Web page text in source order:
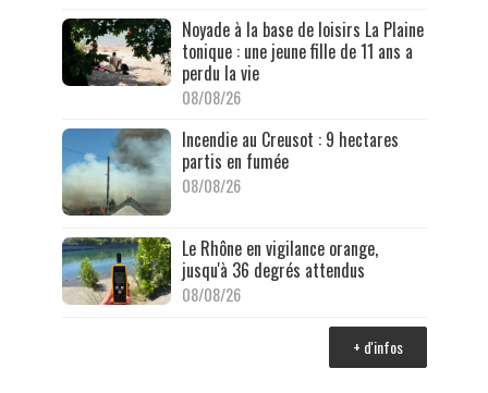
Noyade à la base de loisirs La Plaine
tonique : une jeune fille de 11 ans a
perdu la vie
08/08/26
Incendie au Creusot : 9 hectares
partis en fumée
08/08/26
Le Rhône en vigilance orange,
jusqu'à 36 degrés attendus
08/08/26
+ d'infos